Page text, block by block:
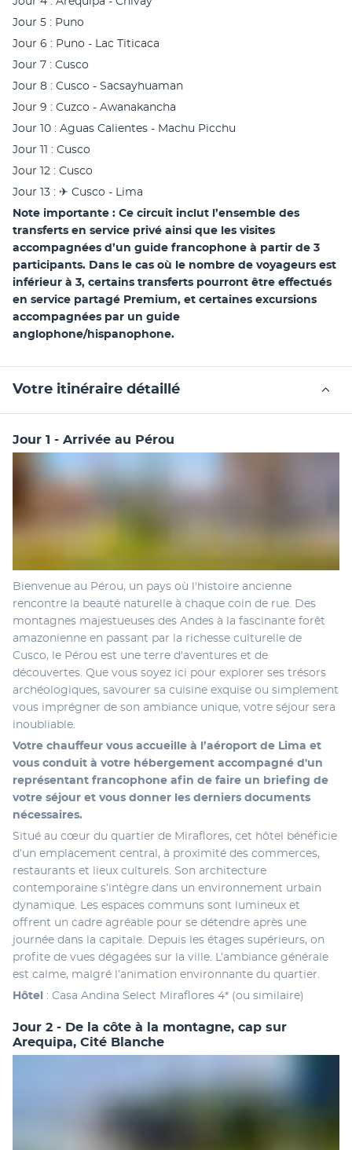
Jour 5 : Puno
Jour 6 : Puno - Lac Titicaca
Jour 7 : Cusco
Jour 8 : Cusco - Sacsayhuaman
Jour 9 : Cuzco - Awanakancha
Jour 10 : Aguas Calientes - Machu Picchu
Jour 11 : Cusco
Jour 12 : Cusco
Jour 13 : ✈︎ Cusco - Lima
Note importante : Ce circuit inclut l’ensemble des
transferts en service privé ainsi que les visites
accompagnées d’un guide francophone à partir de 3
participants. Dans le cas où le nombre de voyageurs est
inférieur à 3, certains transferts pourront être effectués
en service partagé Premium, et certaines excursions
accompagnées par un guide
anglophone/hispanophone.
Votre itinéraire détaillé
Jour 1 - Arrivée au Pérou
Bienvenue au Pérou, un pays où l'histoire ancienne
rencontre la beauté naturelle à chaque coin de rue. Des
montagnes majestueuses des Andes à la fascinante forêt
amazonienne en passant par la richesse culturelle de
Cusco, le Pérou est une terre d'aventures et de
découvertes. Que vous soyez ici pour explorer ses trésors
archéologiques, savourer sa cuisine exquise ou simplement
vous imprégner de son ambiance unique, votre séjour sera
inoubliable.
Votre chauffeur vous accueille à l’aéroport de Lima et
vous conduit à votre hébergement accompagné d'un
représentant francophone afin de faire un briefing de
votre séjour et vous donner les derniers documents
nécessaires.
Situé au cœur du quartier de Miraflores, cet hôtel bénéficie
d’un emplacement central, à proximité des commerces,
restaurants et lieux culturels. Son architecture
contemporaine s’intègre dans un environnement urbain
dynamique. Les espaces communs sont lumineux et
offrent un cadre agréable pour se détendre après une
journée dans la capitale. Depuis les étages supérieurs, on
profite de vues dégagées sur la ville. L’ambiance générale
est calme, malgré l’animation environnante du quartier.
Hôtel
: Casa Andina Select Miraflores 4* (ou similaire)
Jour 2 - De la côte à la montagne, cap sur
Arequipa, Cité Blanche